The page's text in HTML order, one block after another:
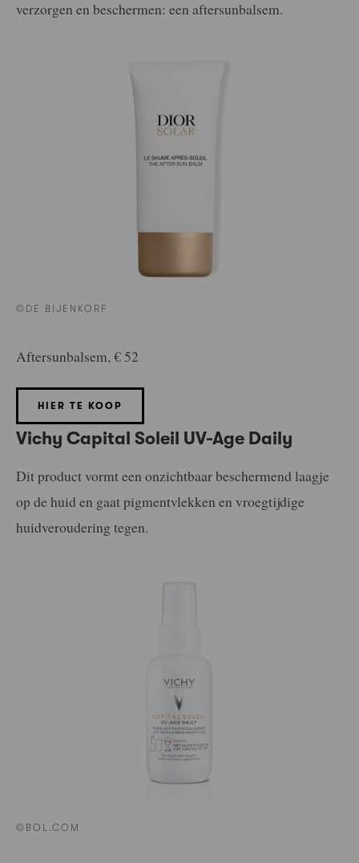
verzorgen en beschermen: een aftersunbalsem.
©DE BIJENKORF
Aftersunbalsem, € 52
HIER TE KOOP
Vichy Capital Soleil UV-Age Daily
Dit product vormt een onzichtbaar beschermend laagje
op de huid en gaat pigmentvlekken en vroegtijdige
huidveroudering tegen.
©BOL.COM